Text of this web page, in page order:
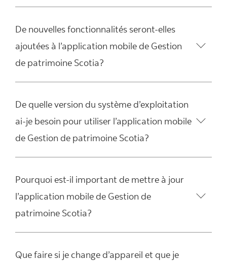
De nouvelles fonctionnalités seront-elles
ajoutées à l’application mobile de Gestion
de patrimoine Scotia?
De quelle version du système d’exploitation
ai-je besoin pour utiliser l’application mobile
de Gestion de patrimoine Scotia?
Pourquoi est-il important de mettre à jour
l’application mobile de Gestion de
patrimoine Scotia?
Que faire si je change d’appareil et que je